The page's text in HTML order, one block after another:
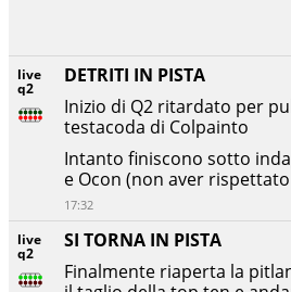
live
q2
SI TORNA IN PISTA
Finalmente riaperta la
live
q2
DETRITI IN PISTA
Inizio di Q2 ritardato per
testacoda di Colpainto
Intanto finiscono sotto
e Ocon (non aver
17:32